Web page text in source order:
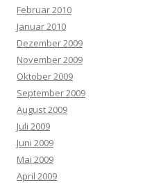
Februar 2010
Januar 2010
Dezember 2009
November 2009
Oktober 2009
September 2009
August 2009
Juli 2009
Juni 2009
Mai 2009
April 2009